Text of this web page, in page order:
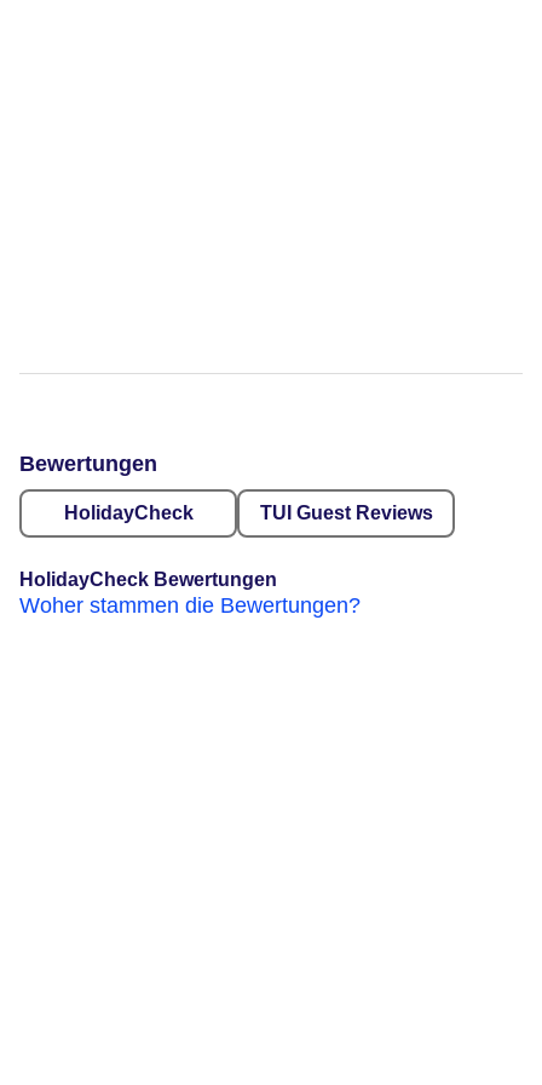
Bewertungen
HolidayCheck TUI Guest Reviews
HolidayCheck Bewertungen
Woher stammen die Bewertungen?